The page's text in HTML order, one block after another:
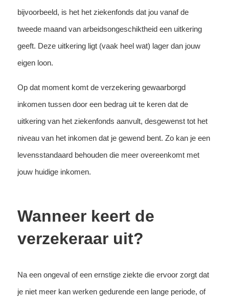
bijvoorbeeld, is het het ziekenfonds dat jou vanaf de
tweede maand van arbeidsongeschiktheid een uitkering
geeft. Deze uitkering ligt (vaak heel wat) lager dan jouw
eigen loon.
Op dat moment komt de verzekering gewaarborgd
inkomen tussen door een bedrag uit te keren dat de
uitkering van het ziekenfonds aanvult, desgewenst tot het
niveau van het inkomen dat je gewend bent. Zo kan je een
levensstandaard behouden die meer overeenkomt met
jouw huidige inkomen.
Wanneer keert de
verzekeraar uit?
Na een ongeval of een ernstige ziekte die ervoor zorgt dat
je niet meer kan werken gedurende een lange periode, of